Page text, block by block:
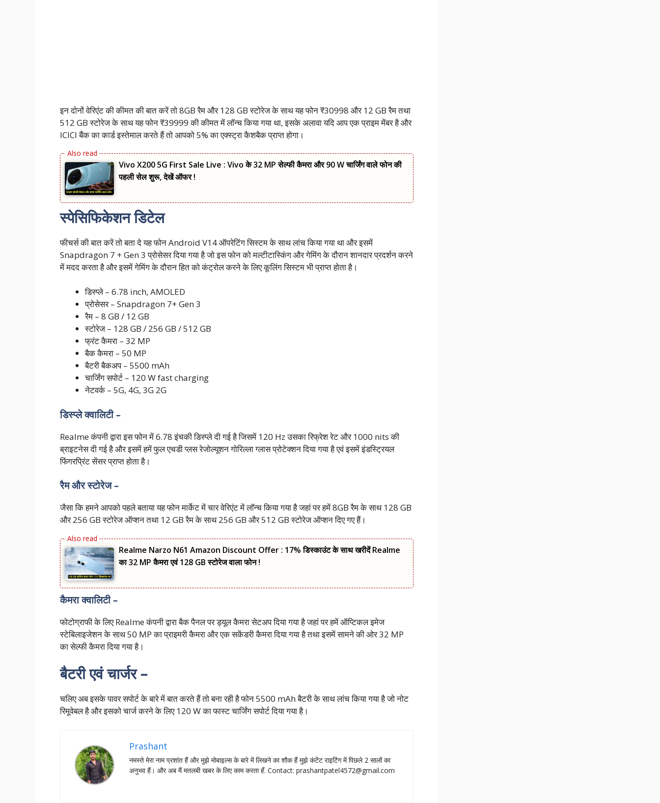
इन दोनों वेरिएंट की कीमत की बात करें तो 8GB रैम और 128 GB स्टोरेज के साथ यह फोन ₹30998 और 12 GB रैम तथा
512 GB स्टोरेज के साथ यह फोन ₹39999 की कीमत में लॉन्च किया गया था, इसके अलावा यदि आप एक प्राइम मेंबर है और
ICICI बैंक का कार्ड इस्तेमाल करते हैं तो आपको 5% का एक्स्ट्रा कैशबैक प्राप्त होगा।
Vivo X200 5G First Sale Live : Vivo के 32 MP सेल्फी कैमरा और 90 W चार्जिंग वाले फोन की
पहली सेल शुरू, देखें ऑफर !
स्पेसिफिकेशन डिटेल
फीचर्स की बात करें तो बता दे यह फोन Android V14 ऑपरेटिंग सिस्टम के साथ लांच किया गया था और इसमें
Snapdragon 7 + Gen 3 प्रोसेसर दिया गया है जो इस फोन को मल्टीटास्किंग और गेमिंग के दौरान शानदार प्रदर्शन करने
में मदद करता है और इसमें गेमिंग के दौरान हित को कंट्रोल करने के लिए कूलिंग सिस्टम भी प्राप्त होता है।
डिस्प्ले – 6.78 inch, AMOLED
प्रोसेसर – Snapdragon 7+ Gen 3
रैम – 8 GB / 12 GB
स्टोरेज – 128 GB / 256 GB / 512 GB
फ्रंट कैमरा – 32 MP
बैक कैमरा – 50 MP
बैटरी बैकअप – 5500 mAh
चार्जिंग सपोर्ट – 120 W fast charging
नेटवर्क – 5G, 4G, 3G 2G
डिस्प्ले क्वालिटी –
Realme कंपनी द्वारा इस फोन में 6.78 इंचकी डिस्प्ले दी गई है जिसमें 120 Hz उसका रिफ्रेश रेट और 1000 nits की
ब्राइटनेस दी गई है और इसमें हमें फुल एचडी प्लस रेजोल्यूशन गोरिल्ला ग्लास प्रोटेक्शन दिया गया है एवं इसमें इंडस्ट्रियल
फिंगरप्रिंट सेंसर प्राप्त होता है।
रैम और स्टोरेज –
जैसा कि हमने आपको पहले बताया यह फोन मार्केट में चार वेरिएंट में लॉन्च किया गया है जहां पर हमें 8GB रैम के साथ 128 GB
और 256 GB स्टोरेज ऑप्शन तथा 12 GB रैम के साथ 256 GB और 512 GB स्टोरेज ऑप्शन दिए गए हैं।
Realme Narzo N61 Amazon Discount Offer : 17% डिस्काउंट के साथ खरीदें Realme
का 32 MP कैमरा एवं 128 GB स्टोरेज वाला फोन !
कैमरा क्वालिटी –
फोटोग्राफी के लिए Realme कंपनी द्वारा बैक पैनल पर ड्यूल कैमरा सेटअप दिया गया है जहां पर हमें ऑप्टिकल इमेज
स्टेबिलाइजेशन के साथ 50 MP का प्राइमरी कैमरा और एक सकेंडरी कैमरा दिया गया है तथा इसमें सामने की ओर 32 MP
का सेल्फी कैमरा दिया गया है।
बैटरी एवं चार्जर –
चलिए अब इसके पावर सपोर्ट के बारे में बात करते हैं तो बना रही है फोन 5500 mAh बैटरी के साथ लांच किया गया है जो नोट
रिमूवेबल है और इसको चार्ज करने के लिए 120 W का फास्ट चार्जिंग सपोर्ट दिया गया है।
Prashant
नमस्‍ते मेरा नाम प्रशांत हैं और मुझे मोबाइल्‍स के बारे में लिखने का शौक हैं मुझे कंटेंट राइटिंग में पिछले 2 सालों का
अनुभव हैं। और अब मैं मतलबी खबर के लिए काम करता हँ. Contact: prashantpatel4572@gmail.com